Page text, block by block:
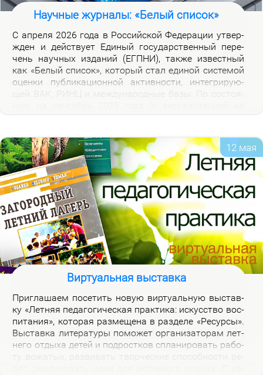
Научные журналы: «Белый список»
С ап­ре­ля 2026 го­да в Рос­сий­ской Фе­де­ра­ции утвер­
жден и дей­ству­ет Еди­ный го­судар­ствен­ный пе­ре­
чень на­уч­ных из­да­ний (ЕГПНИ), так­же из­вест­ный
как «Бе­лый спи­сок», ко­то­рый стал еди­ной си­сте­мой
оцен­ки пуб­ли­ка­ци­он­ной ак­тив­но­сти, ин­те­гри­ру­ю­
12 мая
Виртуальная выставка
При­гла­ша­ем по­се­тить но­вую вир­ту­аль­ную вы­став­
ку «Лет­няя пе­да­го­ги­че­ская прак­ти­ка: ис­кус­ство вос­
пи­та­ния», ко­то­рая раз­ме­ще­на в раз­де­ле «Ре­сур­сы».
Вы­став­ка ли­те­ра­ту­ры по­мо­жет ор­га­ни­за­то­рам лет­
не­го от­ды­ха де­тей и под­рост­ков спла­ни­ро­вать ра­бо­